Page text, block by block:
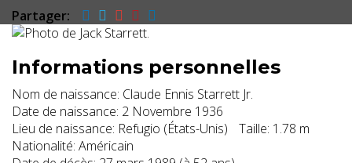
Partager:
Informations personnelles
Nom de naissance: Claude Ennis Starrett Jr.
Date de naissance: 2 Novembre 1936
Lieu de naissance: Refugio (États-Unis) Taille: 1.78 m
Nationalité: Américain